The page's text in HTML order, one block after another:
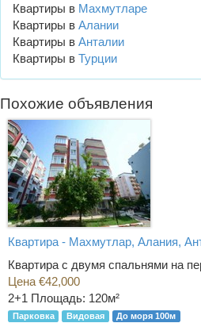
Квартиры в Махмутларе
Квартиры в Алании
Квартиры в Анталии
Квартиры в Турции
Похожие объявления
Квартира - Махмутлар, Алания,
Квартира с двумя спальнями на
Цена €42,000
2+1 Площадь: 120м²
Парковка Видовая До моря 100м